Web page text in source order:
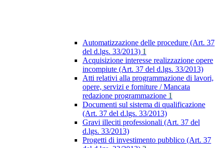
Automatizzazione delle procedure (Art. 37
del d.lgs. 33/2013) 1
Acquisizione interesse realizzazione opere
incompiute (Art. 37 del d.lgs. 33/2013)
Atti relativi alla programmazione di lavori,
opere, servizi e forniture / Mancata
redazione programmazione 1
Documenti sul sistema di qualificazione
(Art. 37 del d.lgs. 33/2013)
Gravi illeciti professionali (Art. 37 del
d.lgs. 33/2013)
Progetti di investimento pubblico (Art. 37